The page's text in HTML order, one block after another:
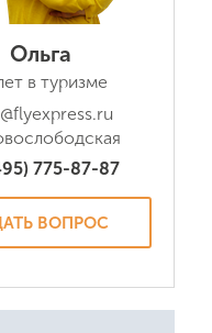
Ольга
в туризме
775-87-87
ВОПРОС